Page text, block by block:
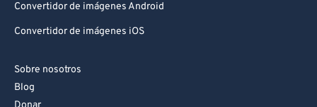
Convertidor de imágenes Android
Convertidor de imágenes iOS
Sobre nosotros
Blog